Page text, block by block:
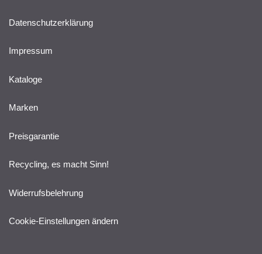
Datenschutzerklärung
Impressum
Kataloge
Marken
Preisgarantie
Recycling, es macht Sinn!
Widerrufsbelehrung
Cookie-Einstellungen ändern